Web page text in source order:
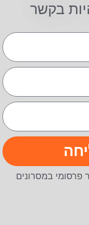
בקשר
במסרונים